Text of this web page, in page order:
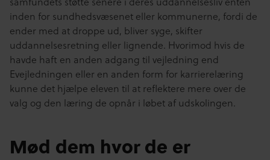
inden for sundhedsvæsenet eller kommunerne, fordi de
ender med at droppe ud, bliver syge, skifter
uddannelsesretning eller lignende. Hvorimod hvis de
havde haft en anden adgang til vejledning end
Evejledningen eller en anden form for karrierelæring
kunne det hjælpe eleven til at reflektere mere over de
valg og den læring de opnår i løbet af udskolingen.
Mød dem hvor de er